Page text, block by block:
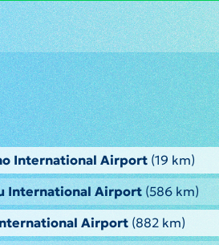
International Airport (19 km)
International Airport(586 km)
Airport (882 km)